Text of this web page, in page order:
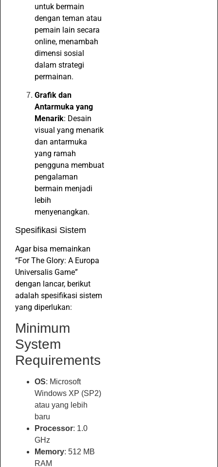
untuk bermain
dengan teman atau
pemain lain secara
online, menambah
dimensi sosial
dalam strategi
permainan.
Grafik dan
Antarmuka yang
Menarik: Desain
visual yang menarik
dan antarmuka
yang ramah
pengguna membuat
pengalaman
bermain menjadi
lebih
menyenangkan.
Spesifikasi Sistem
Agar bisa memainkan
“For The Glory: A Europa
Universalis Game”
dengan lancar, berikut
adalah spesifikasi sistem
yang diperlukan:
Minimum
System
Requirements
OS: Microsoft
Windows XP (SP2)
atau yang lebih
baru
Processor: 1.0
GHz
Memory: 512 MB
RAM